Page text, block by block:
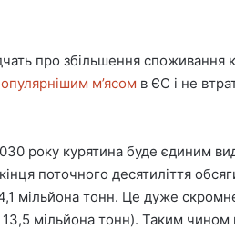
про збільшення споживання
м’ясом в ЄС і не
року курятина буде єдиним
поточного десятиліття
мільйона тонн. Це дуже
мільйона тонн). Таким